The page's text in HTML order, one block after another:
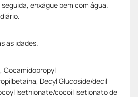
enxágue bem com água.
as idades.
Cocamidopropyl
Decyl Glucoside/decil
Isethionate/cocoil isetionato de